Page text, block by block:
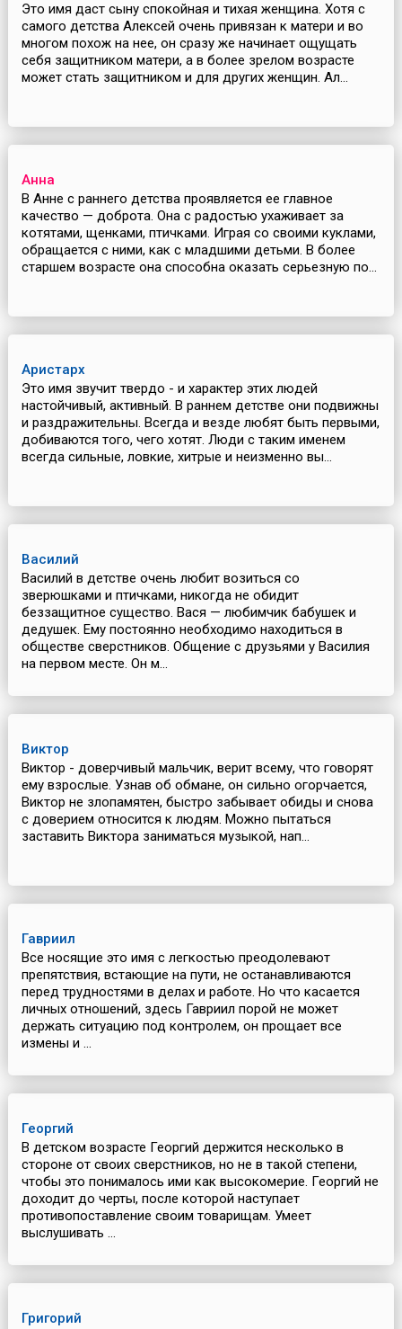
Это имя даст сыну спокойная и тихая женщина. Хотя с
самого детства Алексей очень привязан к матери и во
многом похож на нее, он сразу же начинает ощущать
себя защитником матери, а в более зрелом возрасте
может стать защитником и для других женщин. Ал...
Анна
В Анне с раннего детства проявляется ее главное
качество — доброта. Она с радостью ухаживает за
котятами, щенками, птичками. Играя со своими куклами,
обращается с ними, как с младшими детьми. В более
старшем возрасте она способна оказать серьезную по...
Аристарх
Это имя звучит твердо - и характер этих людей
настойчивый, активный. В раннем детстве они подвижны
и раздражительны. Всегда и везде любят быть первыми,
добиваются того, чего хотят. Люди с таким именем
всегда сильные, ловкие, хитрые и неизменно вы...
Василий
Василий в детстве очень любит возиться со
зверюшками и птичками, никогда не обидит
беззащитное существо. Вася — любимчик бабушек и
дедушек. Ему постоянно необходимо находиться в
обществе сверстников. Общение с друзьями у Василия
на первом месте. Он м...
Виктор
Виктор - доверчивый мальчик, верит всему, что говорят
ему взрослые. Узнав об обмане, он сильно огорчается,
Виктор не злопамятен, быстро забывает обиды и снова
с доверием относится к людям. Можно пытаться
заставить Виктора заниматься музыкой, нап...
Гавриил
Все носящие это имя с легкостью преодолевают
препятствия, встающие на пути, не останавливаются
перед трудностями в делах и работе. Но что касается
личных отношений, здесь Гавриил порой не может
держать ситуацию под контролем, он прощает все
измены и ...
Георгий
В детском возрасте Георгий держится несколько в
стороне от своих сверстников, но не в такой степени,
чтобы это понималось ими как высокомерие. Георгий не
доходит до черты, после которой наступает
противопоставление своим товарищам. Умеет
выслушивать ...
Григорий